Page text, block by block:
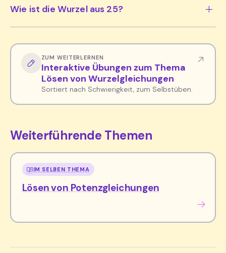
Wie ist die Wurzel aus 25?
ZUM WEITERLERNEN
Interaktive Übungen zum Thema
Lösen von Wurzelgleichungen
Sortiert nach Schwierigkeit, zum Selbstüben.
Weiterführende Themen
IM SELBEN THEMA
Lösen von Potenzgleichungen